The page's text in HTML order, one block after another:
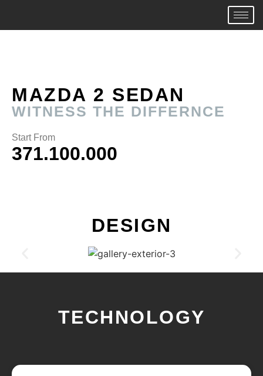
MAZDA 2 SEDAN
WITNESS THE DIFFERNCE
Start From
371.100.000
DESIGN
TECHNOLOGY